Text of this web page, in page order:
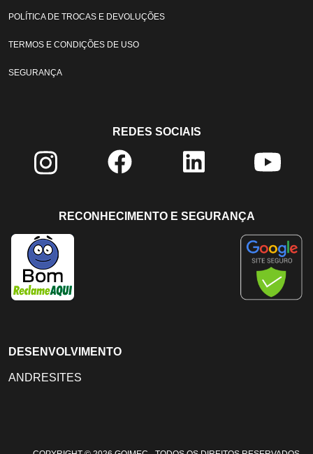
POLÍTICA DE TROCAS E DEVOLUÇÕES
TERMOS E CONDIÇÕES DE USO
SEGURANÇA
REDES SOCIAIS
RECONHECIMENTO E SEGURANÇA
DESENVOLVIMENTO
ANDRESITES